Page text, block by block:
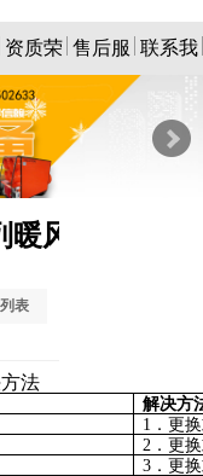
资质荣
誉
售后服
务
联系我
风机故障原
表
法
解决方
1．更
2．更
3．更